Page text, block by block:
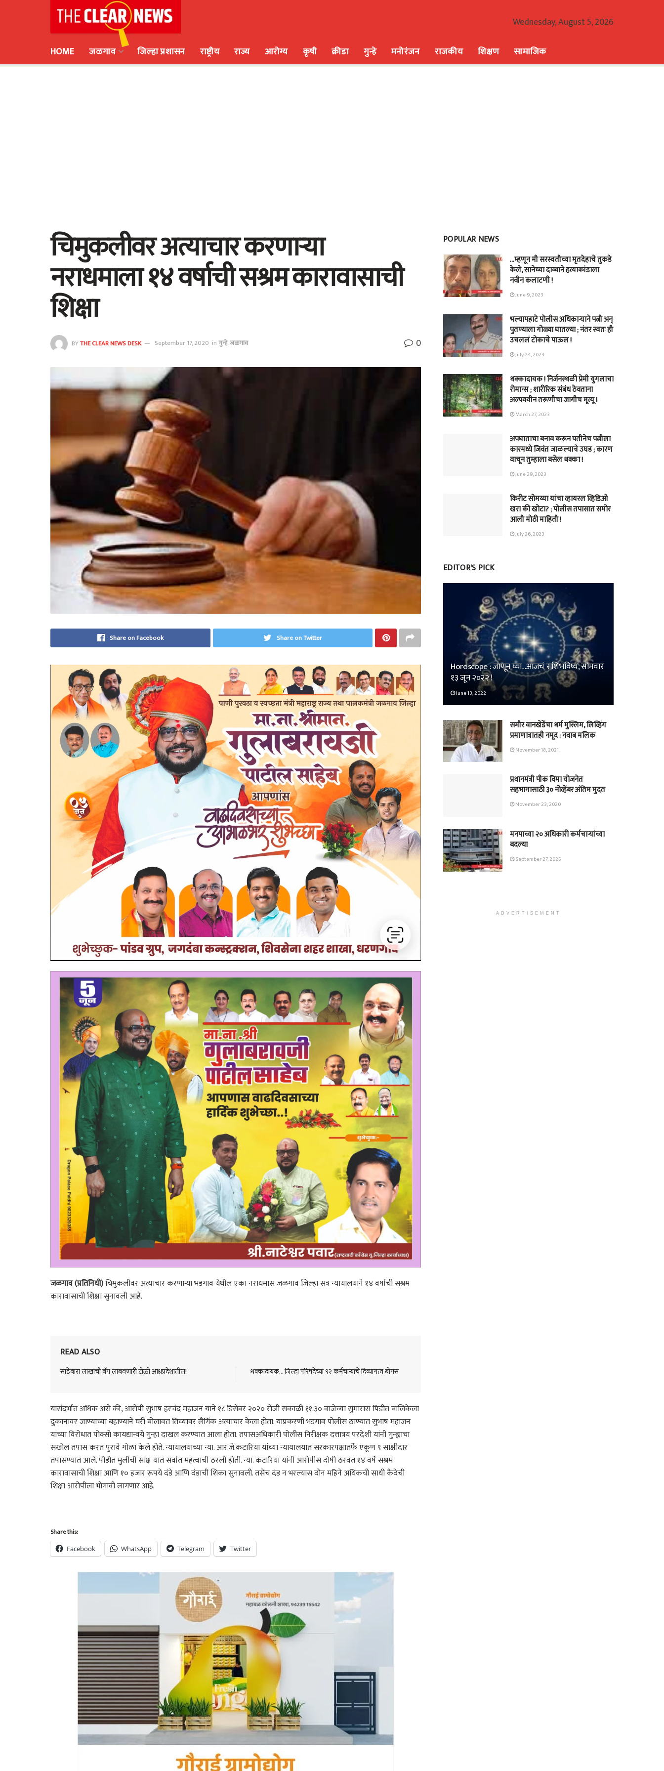
Wednesday, August 5, 2026
HOME
जळगाव जिल्हा प्रशासन राष्ट्रीय राज्य आरोग्य कृषी क्रीडा गुन्हे मनोरंजन राजकीय शिक्षण सामाजिक
चिमुकलीवर अत्याचार करणाऱ्या
नराधमाला १४ वर्षाची सश्रम कारावासाची
शिक्षा
BYTHE CLEAR NEWS DESK September 17, 2020 inगुन्हे,जळगाव 0
Share on Facebook Share on Twitter
जळगाव (प्रतिनिधी)चिमुकलीवर अत्याचार करणाऱ्या भडगाव येथील एका नराधमास जळगाव जिल्हा सत्र न्यायालयाने १४ वर्षाची सश्रम
कारावासाची शिक्षा सुनावली आहे.
READ ALSO
साडेबारा लाखांची बॅग लांबवणारी टोळी आंध्रप्रदेशातील! धक्कादायक… जिल्हा परिषदेच्या ९२ कर्मचाऱ्यांचे दिव्यांगत्व बोगस
यासंदर्भात अधिक असे की, आरोपी सुभाष हरचंद महाजन याने १८ डिसेंबर २०२० रोजी सकाळी ११.३० वाजेच्या सुमारास पिडीत बालिकेला
दुकानावर जाण्याच्या बहाण्याने घरी बोलावत तिच्यावर लैगिंक अत्याचार केला होता. याप्रकरणी भडगाव पोलीस ठाण्यात सुभाष महाजन
यांच्या विरोधात पोक्सो कायद्यान्वये गुन्हा दाखल करण्यात आला होता. तपासअधिकारी पोलीस निरीक्षक दत्तात्रय परदेशी यांनी गुन्ह्याचा
सखोल तपास करत पुरावे गोळा केले होते. न्यायालयाच्या न्या. आर.जे.कटारिया यांच्या न्यायालयात सरकारपक्षातर्फे एकूण ९ साक्षीदार
तपासण्यात आले. पीडीत मुलीची साक्ष यात सर्वात महत्वाची ठरली होती. न्या. कटारिया यांनी आरोपीस दोषी ठरवत १४ वर्षे सश्रम
कारावासाची शिक्षा आणि १० हजार रूपये दंडे आणि दंडाची शिका सुनावली. तसेच दंड न भरल्यास दोन महिने अधिकची साधी कैदेची
शिक्षा आरोपीला भोगावी लागणार आहे.
Share this:
Facebook WhatsApp Telegram Twitter
POPULAR NEWS
…म्हणून मी सरस्वतीच्या मृतदेहाचे तुकडे
केले, सानेच्या दाव्याने हत्याकांडाला
नवीन कलाटणी !
June 9, 2023
भल्यापहाटे पोलीस अधिकाऱ्याने पत्नी अन्
पुतण्याला गोळ्या घातल्या ; नंतर स्वतः ही
उचललं टोकाचे पाऊल !
July 24, 2023
धक्कादायक ! निर्जनस्थळी प्रेमी युगलाचा
रोमान्स ; शारीरिक संबंध ठेवताना
अल्पवयीन तरूणीचा जागीच मृत्यू !
March 27, 2023
अपघाताचा बनाव करून पतीनेच‎ पत्नीला
कारमध्ये जिवंत जाळल्याचे उघड ; कारण
वाचून तुम्हाला बसेल धक्का !
June 29, 2023
किरीट सोमय्या यांचा व्हायरल व्हिडिओ
खरा की खोटा? ; पोलीस तपासात समोर
आली मोठी माहिती !
July 26, 2023
EDITOR'S PICK
Horoscope : जाणून घ्या…आजचं राशिभविष्य, सोमवार
१३ जून २०२२ !
June 13, 2022
समीर वानखेडेंचा धर्म मुस्लिम, लिव्हिंग
प्रमाणात्रातही नमूद : नवाब मलिक
November 18, 2021
प्रधानमंत्री पीक विमा योजनेत
सहभागासाठी ३० नोव्हेंबर अंतिम मुदत
November 23, 2020
मनपाच्या २० अधिकारी कर्मचाऱ्यांच्या
बदल्या
September 27, 2025
ADVERTISEMENT